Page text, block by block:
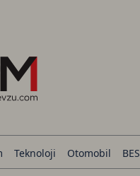
Teknoloji Otomobil BES